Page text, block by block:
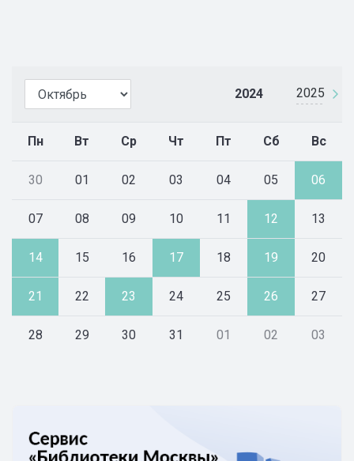
2024 2025
Пн Вт Ср Чт Пт Сб Вс
30 01 02 03 04 05 06
07 08 09 10 11 12 13
14 15 16 17 18 19 20
21 22 23 24 25 26 27
28 29 30 31 01 02 03